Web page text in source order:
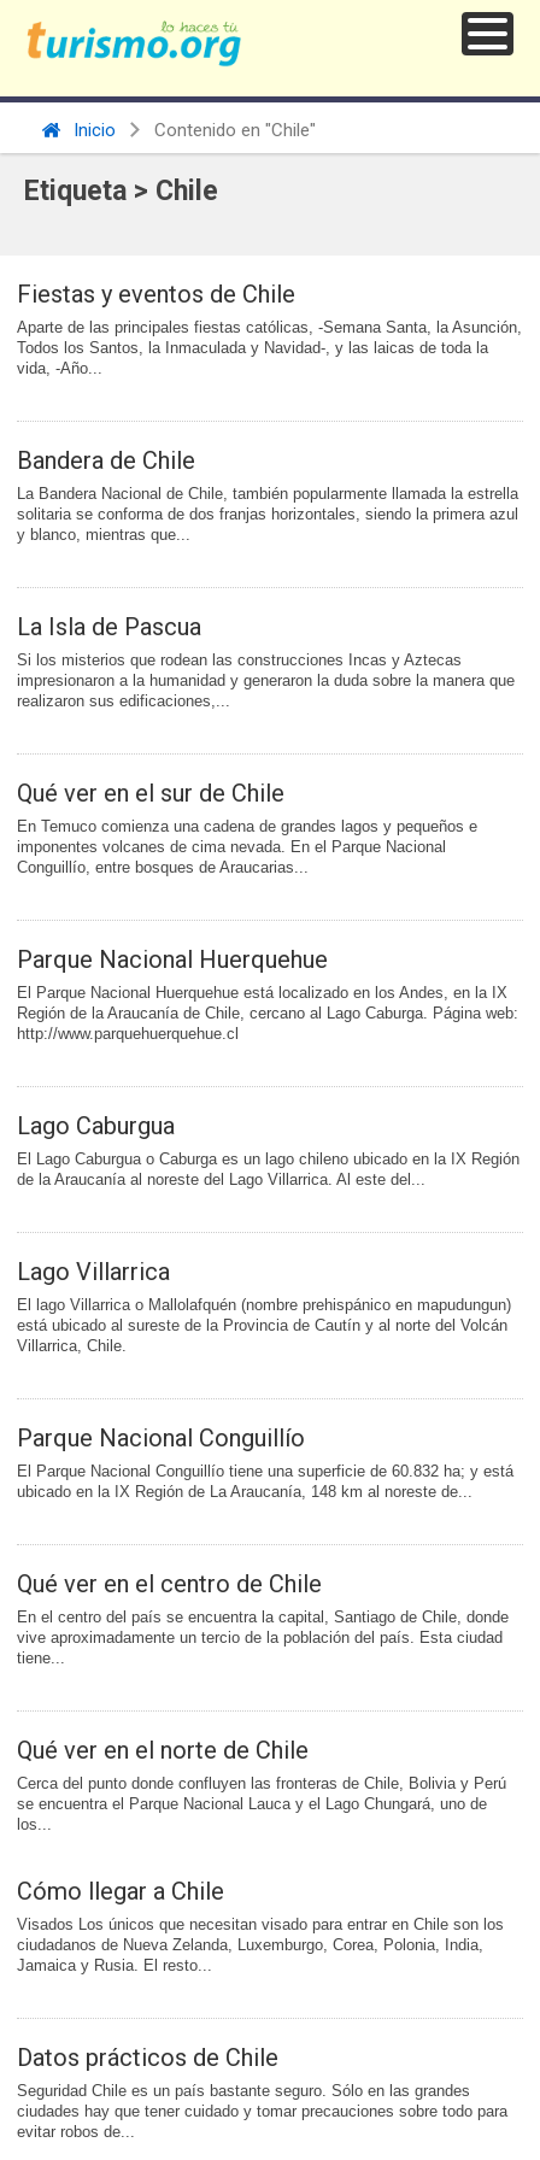
Inicio Contenido en "Chile"
Etiqueta > Chile
Fiestas y eventos de Chile
Aparte de las principales fiestas católicas, -Semana Santa, la Asunción,
Todos los Santos, la Inmaculada y Navidad-, y las laicas de toda la
vida, -Año...
Bandera de Chile
La Bandera Nacional de Chile, también popularmente llamada la estrella
solitaria se conforma de dos franjas horizontales, siendo la primera azul
y blanco, mientras que...
La Isla de Pascua
Si los misterios que rodean las construcciones Incas y Aztecas
impresionaron a la humanidad y generaron la duda sobre la manera que
realizaron sus edificaciones,...
Qué ver en el sur de Chile
En Temuco comienza una cadena de grandes lagos y pequeños e
imponentes volcanes de cima nevada. En el Parque Nacional
Conguillío, entre bosques de Araucarias...
Parque Nacional Huerquehue
El Parque Nacional Huerquehue está localizado en los Andes, en la IX
Región de la Araucanía de Chile, cercano al Lago Caburga. Página web:
http://www.parquehuerquehue.cl
Lago Caburgua
El Lago Caburgua o Caburga es un lago chileno ubicado en la IX Región
de la Araucanía al noreste del Lago Villarrica. Al este del...
Lago Villarrica
El lago Villarrica o Mallolafquén (nombre prehispánico en mapudungun)
está ubicado al sureste de la Provincia de Cautín y al norte del Volcán
Villarrica, Chile.
Parque Nacional Conguillío
El Parque Nacional Conguillío tiene una superficie de 60.832 ha; y está
ubicado en la IX Región de La Araucanía, 148 km al noreste de...
Qué ver en el centro de Chile
En el centro del país se encuentra la capital, Santiago de Chile, donde
vive aproximadamente un tercio de la población del país. Esta ciudad
tiene...
Qué ver en el norte de Chile
Cerca del punto donde confluyen las fronteras de Chile, Bolivia y Perú
se encuentra el Parque Nacional Lauca y el Lago Chungará, uno de
los...
Cómo llegar a Chile
Visados Los únicos que necesitan visado para entrar en Chile son los
ciudadanos de Nueva Zelanda, Luxemburgo, Corea, Polonia, India,
Jamaica y Rusia. El resto...
Datos prácticos de Chile
Seguridad Chile es un país bastante seguro. Sólo en las grandes
ciudades hay que tener cuidado y tomar precauciones sobre todo para
evitar robos de...